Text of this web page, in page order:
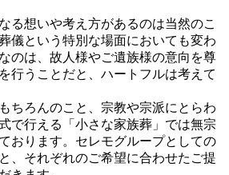
る想いや考え方があるのは当然のこ
という特別な場面においても変わ
のは、故人様やご遺族様の意向を尊
行うことだと、ハートフルは考えて
ちろんのこと、宗教や宗派にとらわ
で行える「小さな家族葬」では無宗
おります。セレモグループとしての
、それぞれのご希望に合わせたご提